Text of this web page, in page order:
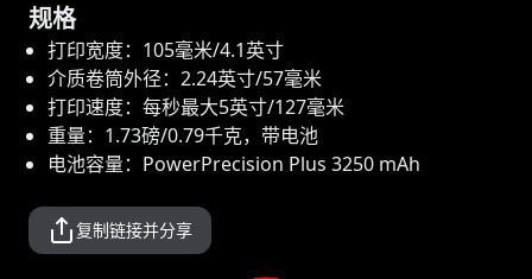
规格
打印宽度：105毫米/4.1英寸
介质卷筒外径：2.24英寸/57毫米
打印速度：每秒最大5英寸/127毫米
重量：1.73磅/0.79千克，带电池
电池容量：PowerPrecision Plus 3250 mAh
复制链接并分享